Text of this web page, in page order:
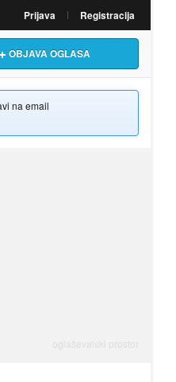
Prijava Registracija
OBJAVA OGLASA
na email